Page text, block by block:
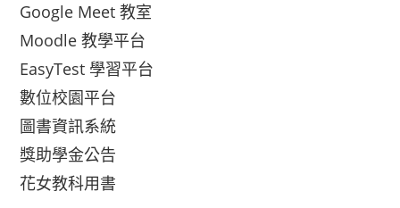
Google Meet 教室
Moodle 教學平台
EasyTest 學習平台
數位校園平台
圖書資訊系統
獎助學金公告
花女教科用書